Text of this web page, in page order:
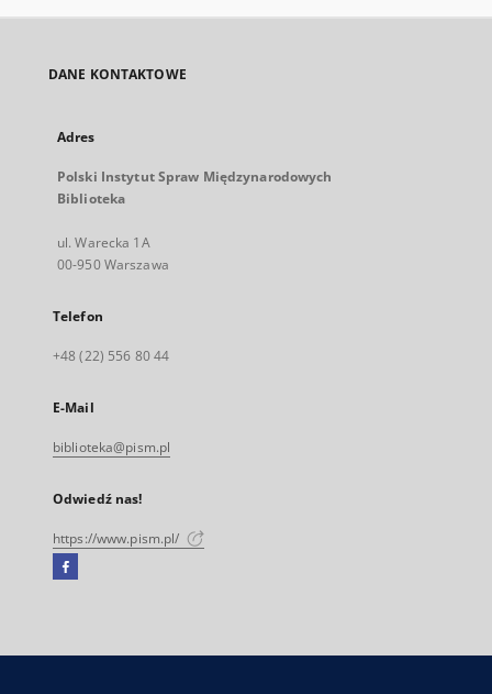
DANE KONTAKTOWE
Adres
Polski Instytut Spraw Międzynarodowych
Biblioteka
ul. Warecka 1A
00-950 Warszawa
Telefon
+48 (22) 556 80 44
E-Mail
biblioteka@pism.pl
Odwiedź nas!
https://www.pism.pl/
Facebook
się